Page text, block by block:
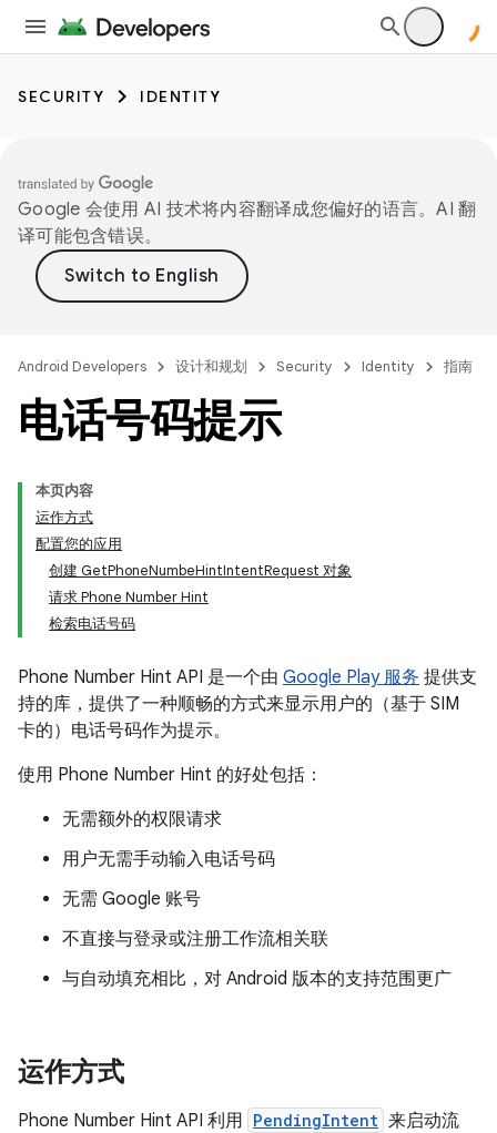
SECURITY IDENTITY
Google 会使用 AI 技术将内容翻译成您偏好的语言。AI 翻
译可能包含错误。
Android Developers 设计和规划 Security Identity 指南
电话号码提示
本页内容
运作方式
配置您的应用
创建 GetPhoneNumbeHintIntentRequest 对象
请求 Phone Number Hint
检索电话号码
Phone Number Hint API 是一个由 Google Play 服务 提供支
持的库，提供了一种顺畅的方式来显示用户的（基于 SIM
卡的）电话号码作为提示。
使用 Phone Number Hint 的好处包括：
无需额外的权限请求
用户无需手动输入电话号码
无需 Google 账号
不直接与登录或注册工作流相关联
与自动填充相比，对 Android 版本的支持范围更广
运作方式
Phone Number Hint API 利用 PendingIntent 来启动流